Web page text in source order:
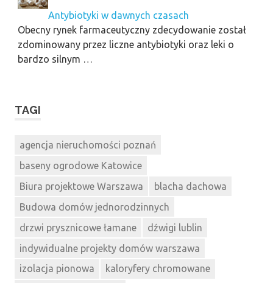
Antybiotyki w dawnych czasach
Obecny rynek farmaceutyczny zdecydowanie został
zdominowany przez liczne antybiotyki oraz leki o
bardzo silnym …
TAGI
agencja nieruchomości poznań
baseny ogrodowe Katowice
Biura projektowe Warszawa
blacha dachowa
Budowa domów jednorodzinnych
drzwi prysznicowe łamane
dźwigi lublin
indywidualne projekty domów warszawa
izolacja pionowa
kaloryfery chromowane